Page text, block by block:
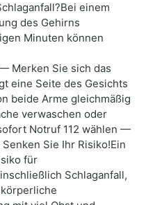
einem
des Gehirns
Minuten können
Merken Sie sich das
eine Seite des Gesichts
beide Arme gleichmäßig
verwaschen oder
Notruf 112 wählen —
Sie Ihr Risiko!Ein
für
Schlaganfall,